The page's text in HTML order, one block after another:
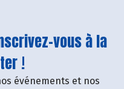
vous à la
!
événements et nos